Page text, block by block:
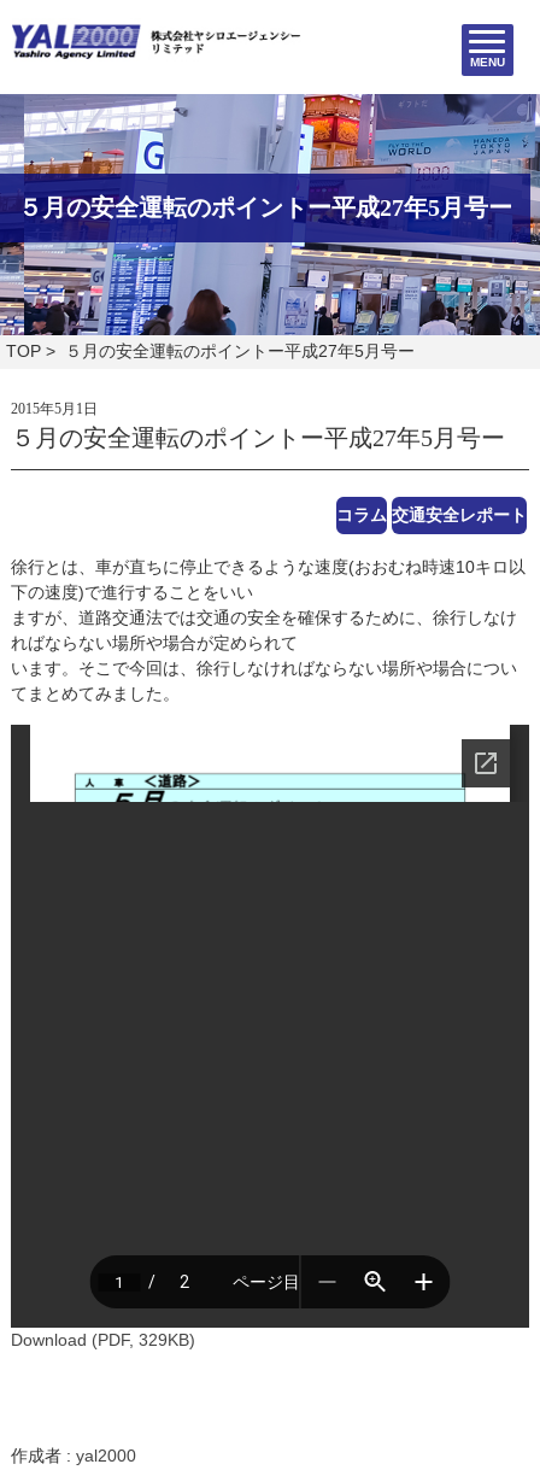
MENU
５月の安全運転のポイントー平成27年5月号ー
TOP > ５月の安全運転のポイントー平成27年5月号ー
2015年5月1日
５月の安全運転のポイントー平成27年5月号ー
コラム 交通安全レポート
徐行とは、車が直ちに停止できるような速度(おおむね時速10キロ以
下の速度)で進行することをいい
ますが、道路交通法では交通の安全を確保するために、徐行しなけ
ればならない場所や場合が定められて
います。そこで今回は、徐行しなければならない場所や場合につい
てまとめてみました。
Download (PDF, 329KB)
作成者 : yal2000